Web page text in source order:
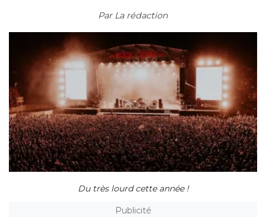
Par La rédaction
Du très lourd cette année !
Publicité